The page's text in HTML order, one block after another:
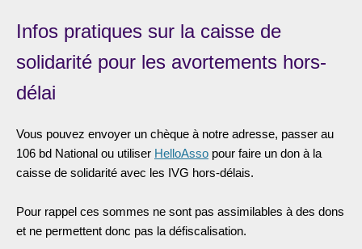
Infos pratiques sur la caisse de
solidarité pour les avortements hors-
délai
Vous pouvez envoyer un chèque à notre adresse, passer au
106 bd National ou utiliser HelloAsso pour faire un don à la
caisse de solidarité avec les IVG hors-délais.
Pour rappel ces sommes ne sont pas assimilables à des dons
et ne permettent donc pas la défiscalisation.